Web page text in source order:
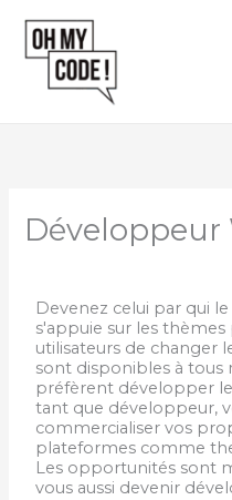
contenu
Développeur
Devenez celui par qui
s'appuie sur les
utilisateurs de changer
sont disponibles à tous
préfèrent développer
tant que développeur,
commercialiser vos
plateformes comme
Les opportunités sont
vous aussi devenir